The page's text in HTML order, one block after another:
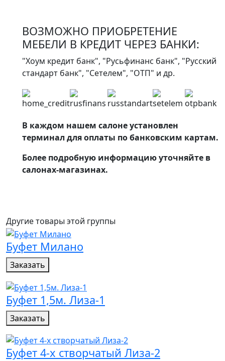
ВОЗМОЖНО ПРИОБРЕТЕНИЕ
МЕБЕЛИ В КРЕДИТ ЧЕРЕЗ БАНКИ:
"Хоум кредит банк", "Русьфинанс банк", "Русский
стандарт банк", "Сетелем", "ОТП" и др.
В каждом нашем салоне установлен
терминал для оплаты по банковским картам.
Более подробную информацию уточняйте в
салонах-магазинах.
Другие товары этой группы
Буфет Милано
Заказать
Буфет 1,5м. Лиза-1
Заказать
Буфет 4-х створчатый Лиза-2